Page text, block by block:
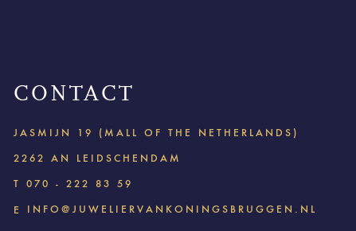
CONTACT
JASMIJN 19 (MALL OF THE NETHERLANDS)
2262 AN LEIDSCHENDAM
T 070 - 222 83 59
E INFO@JUWELIERVANKONINGSBRUGGEN.NL